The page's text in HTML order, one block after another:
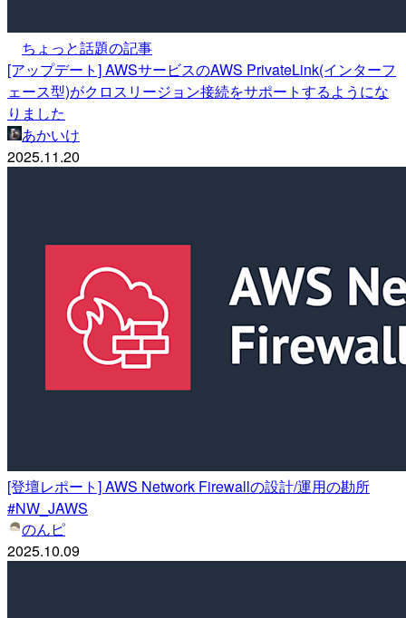
ちょっと話題の記事
[アップデート] AWSサービスのAWS PrivateLink(インターフ
ェース型)がクロスリージョン接続をサポートするようにな
りました
あかいけ
2025.11.20
[登壇レポート] AWS Network Firewallの設計/運用の勘所
#NW_JAWS
のんピ
2025.10.09